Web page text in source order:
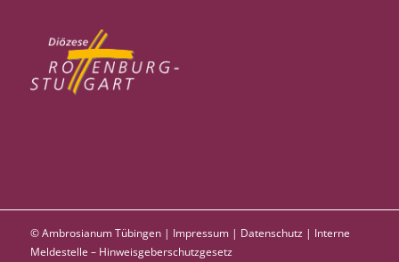
© Ambrosianum Tübingen | Impressum| Datenschutz| Interne
Meldestelle – Hinweisgeberschutzgesetz